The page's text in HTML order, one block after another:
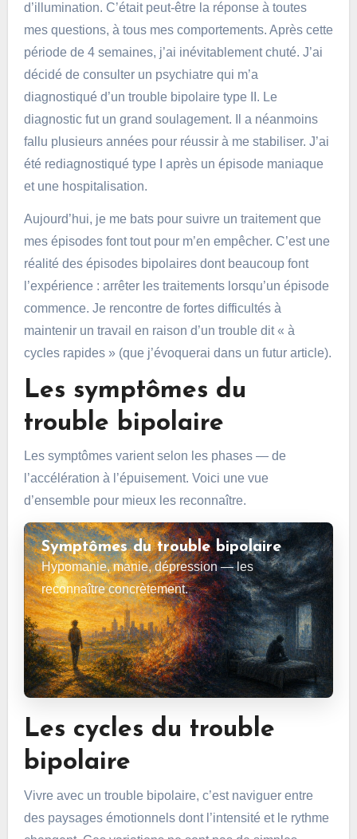
d’illumination. C’était peut-être la réponse à toutes
mes questions, à tous mes comportements. Après cette
période de 4 semaines, j’ai inévitablement chuté. J’ai
décidé de consulter un psychiatre qui m’a
diagnostiqué d’un trouble bipolaire type II. Le
diagnostic fut un grand soulagement. Il a néanmoins
fallu plusieurs années pour réussir à me stabiliser. J’ai
été rediagnostiqué type I après un épisode maniaque
et une hospitalisation.
Aujourd’hui, je me bats pour suivre un traitement que
mes épisodes font tout pour m’en empêcher. C’est une
réalité des épisodes bipolaires dont beaucoup font
l’expérience : arrêter les traitements lorsqu’un épisode
commence. Je rencontre de fortes difficultés à
maintenir un travail en raison d’un trouble dit « à
cycles rapides » (que j’évoquerai dans un futur article).
Les symptômes du
trouble bipolaire
Les symptômes varient selon les phases — de
l’accélération à l’épuisement. Voici une vue
d’ensemble pour mieux les reconnaître.
Symptômes du trouble bipolaire
Hypomanie, manie, dépression — les
reconnaître concrètement.
Les cycles du trouble
bipolaire
Vivre avec un trouble bipolaire, c’est naviguer entre
des paysages émotionnels dont l’intensité et le rythme